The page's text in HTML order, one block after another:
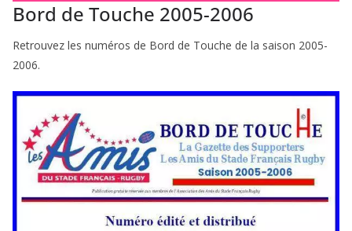
Bord de Touche 2005-2006
Retrouvez les numéros de Bord de Touche de la saison 2005-
2006.